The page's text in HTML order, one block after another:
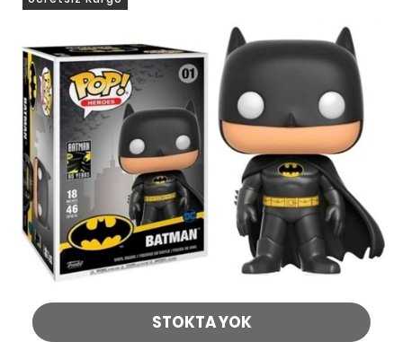
STOKTA YOK